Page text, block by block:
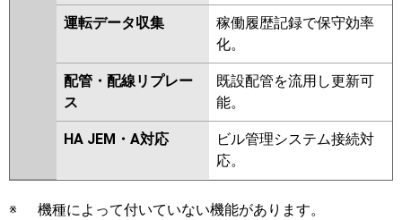
PA-P160T6KDB PA-P160T6KDNB
PA-P160V6CDNB PA-P160T6CDB
PA-P160T6CDNB
P160V6HDNB PA-P160T6HDB
PA-P160T6HDNB
PA-P160T6KDA PA-P160T6KDN1
PA-P160V6HDN PA-P160T6HDA
PA-P160T6HDN1
運転データ収集
稼働履歴記録で保守効率
化。
配管・配線リプレー
ス
既設配管を流用し更新可
能。
HA JEM・A対応
ビル管理システム接続対
応。
※
機種によって付いていない機能があります。